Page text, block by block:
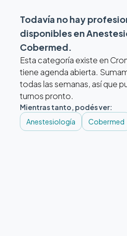
Todavía no hay
disponibles en
Cobermed.
Esta categoría existe en
tiene agenda abierta.
todas las semanas, así que
turnos pronto.
Mientras tanto, podés ver:
Anestesiología
Cobermed